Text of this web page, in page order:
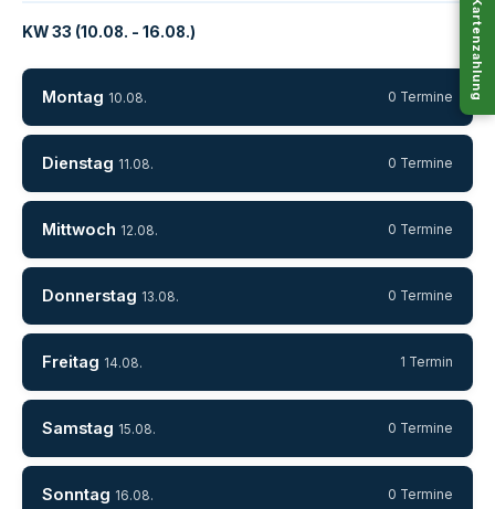
KW 33 (10.08. - 16.08.)
Montag 10.08. 0 Termine
Dienstag 11.08. 0 Termine
Mittwoch 12.08. 0 Termine
Donnerstag 13.08. 0 Termine
Freitag 14.08. 1 Termin
Samstag 15.08. 0 Termine
Sonntag 16.08. 0 Termine
Kartenzahlung